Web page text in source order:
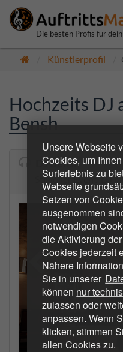
Unsere Webseite
Cookies, um
Surferlebnis zu
Webseite
Setzen von
ausgenommen
notwendigen
die Aktivierung
Cookies jederzeit
Nähere
Sie in unserer
können nur
zulassen oder
anpassen. Wenn
klicken, stimmen
allen Cookies zu.
Die besten Profis für
Künstlerprofil
Hochzeits DJ
Bensh
DJ Bensh
Stilvoller Event-DJ